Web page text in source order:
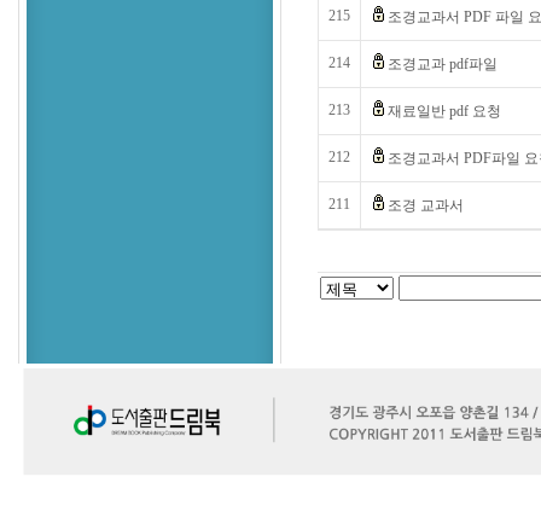
215 조경교과서 PDF 파일
214 조경교과 pdf파일
213 재료일반 pdf 요청
212 조경교과서 PDF파일 요
211 조경 교과서